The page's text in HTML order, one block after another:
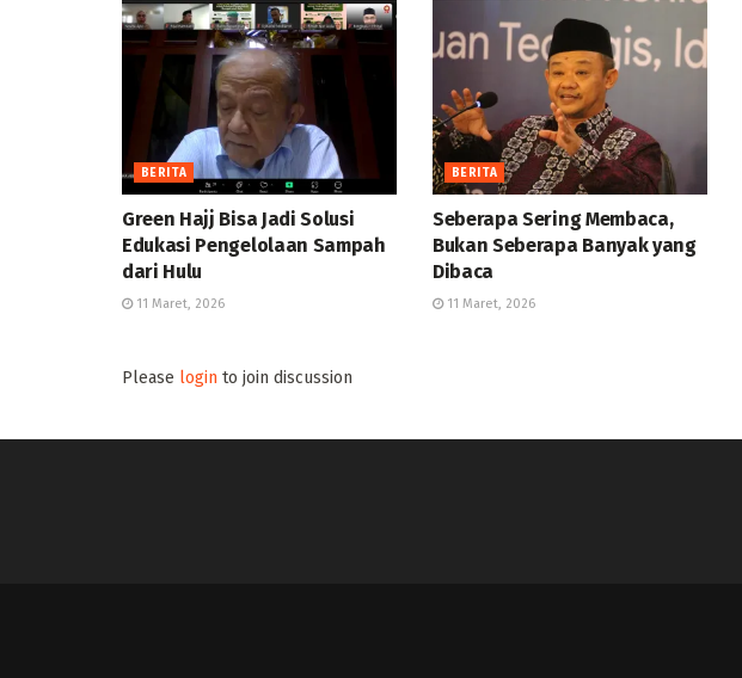
BERITA
Green Hajj Bisa Jadi Solusi
Edukasi Pengelolaan Sampah
dari Hulu
11 Maret, 2026
BERITA
Seberapa Sering Membaca,
Bukan Seberapa Banyak yang
Dibaca
11 Maret, 2026
Please login to join discussion